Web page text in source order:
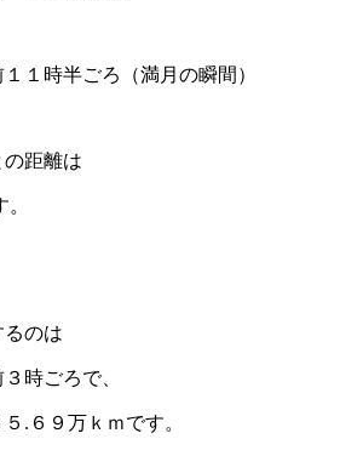
１時半ごろ（満月の瞬間）
距離は
のは
時ごろで、
.６９万ｋｍです。